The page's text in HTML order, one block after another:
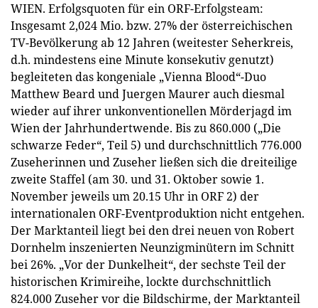
WIEN. Erfolgsquoten für ein ORF-Erfolgsteam:
Insgesamt 2,024 Mio. bzw. 27% der österreichischen
TV-Bevölkerung ab 12 Jahren (weitester Seherkreis,
d.h. mindestens eine Minute konsekutiv genutzt)
begleiteten das kongeniale „Vienna Blood“-Duo
Matthew Beard und Juergen Maurer auch diesmal
wieder auf ihrer unkonventionellen Mörderjagd im
Wien der Jahrhundertwende. Bis zu 860.000 („Die
schwarze Feder“, Teil 5) und durchschnittlich 776.000
Zuseherinnen und Zuseher ließen sich die dreiteilige
zweite Staffel (am 30. und 31. Oktober sowie 1.
November jeweils um 20.15 Uhr in ORF 2) der
internationalen ORF-Eventproduktion nicht entgehen.
Der Marktanteil liegt bei den drei neuen von Robert
Dornhelm inszenierten Neunzigminütern im Schnitt
bei 26%. „Vor der Dunkelheit“, der sechste Teil der
historischen Krimireihe, lockte durchschnittlich
824.000 Zuseher vor die Bildschirme, der Marktanteil